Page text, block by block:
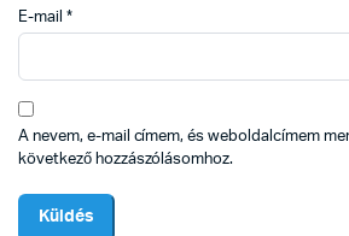
E-mail *
A nevem, e-mail címem, és weboldalcímem
következő hozzászólásomhoz.